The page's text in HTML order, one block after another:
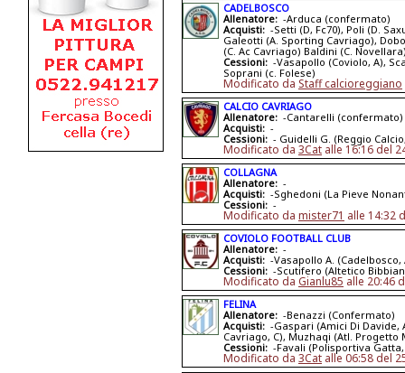
CADELBOSCO
Allenatore: -Arduca (confermato)
Acquisti: -Setti (D, Fc70), Poli (D.
Galeotti (A. Sporting Cavriago),
(C. Ac Cavriago) Baldini (C.
Cessioni: -Vasapollo (Coviolo, A),
Soprani (c. Folese)
Modificato da Staff calcioreggiano
CALCIO CAVRIAGO
Allenatore: -Cantarelli (confermato)
Acquisti: -
Cessioni: - Guidelli G. (Reggio
Modificato da 3Cat alle 16:16 del
COLLAGNA
Allenatore: -
Acquisti: -Sghedoni (La Pieve
Cessioni: -
Modificato da mister71 alle 14:32
COVIOLO FOOTBALL CLUB
Allenatore: -
Acquisti: -Vasapollo A.
Cessioni: -Scutifero (Altetico
Modificato da Gianlu85 alle 20:46
FELINA
Allenatore: -Benazzi (Confermato)
Acquisti: -Gaspari (Amici Di Davide,
Cavriago, C), Muzhaqi (Atl.
Cessioni: -Favali (Polisportiva
Modificato da 3Cat alle 06:58 del